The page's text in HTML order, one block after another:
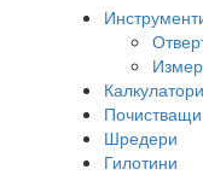
Калкулатори
Шредери
Гилотини